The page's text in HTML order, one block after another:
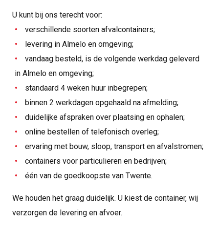
U kunt bij ons terecht voor:
verschillende soorten afvalcontainers;
levering in Almelo en omgeving;
vandaag besteld, is de volgende werkdag geleverd
in Almelo en omgeving;
standaard 4 weken huur inbegrepen;
binnen 2 werkdagen opgehaald na afmelding;
duidelijke afspraken over plaatsing en ophalen;
online bestellen of telefonisch overleg;
ervaring met bouw, sloop, transport en afvalstromen;
containers voor particulieren en bedrijven;
één van de goedkoopste van Twente.
We houden het graag duidelijk. U kiest de container, wij
verzorgen de levering en afvoer.